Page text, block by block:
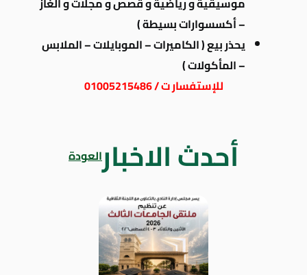
– أكسسوارات بسيطة )
يحذر بيع ( الكاميرات – الموبايلات – الملابس
– المأكولات )
للإستفسار ت / 01005215486
أحدث الاخبارالعودة